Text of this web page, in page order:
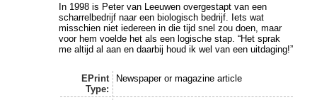
In 1998 is Peter van Leeuwen overgestapt van een
scharrelbedrijf naar een biologisch bedrijf. Iets wat
misschien niet iedereen in die tijd snel zou doen, maar
voor hem voelde het als een logische stap. “Het sprak
me altijd al aan en daarbij houd ik wel van een uitdaging!”
EPrint
Type:
Newspaper or magazine article